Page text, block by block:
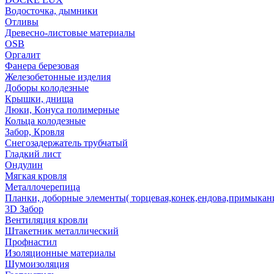
Водосточка, дымники
Отливы
Древесно-листовые материалы
OSB
Оргалит
Фанера березовая
Железобетонные изделия
Доборы колодезные
Крышки, днища
Люки, Конуса полимерные
Кольца колодезные
Забор, Кровля
Снегозадержатель трубчатый
Гладкий лист
Ондулин
Мягкая кровля
Металлочерепица
Планки, доборные элементы(
3D Забор
Вентиляция кровли
Штакетник металлический
Профнастил
Изоляционные материалы
Шумоизоляция